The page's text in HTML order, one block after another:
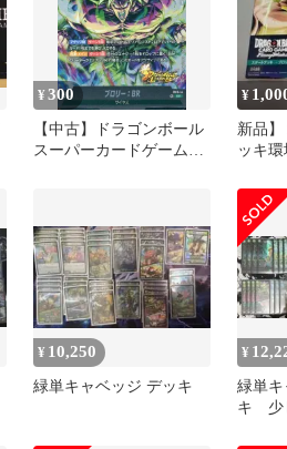
¥300
【中古】ドラゴンボール
スーパーカードゲーム
¥
新品
ッキ環
ョンワ
¥ 10,250
緑単キャベッジ デッキ
¥
緑単
キ 少